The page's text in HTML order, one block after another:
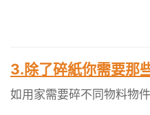
3.除了碎紙你需要那
如用家需要碎不同物料物